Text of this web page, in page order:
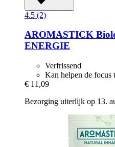
4.5 (2)
AROMASTICK
ENERGIE
Verfrissend
Kan helpen de focus
€ 11,09
Bezorging uiterlijk op 13.